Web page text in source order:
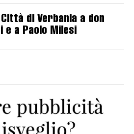
di Verbania a don
e a Paolo Milesi